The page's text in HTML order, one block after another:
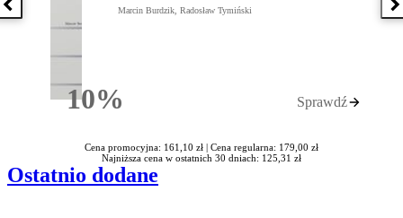
Poprzednia książka
10%Rabatu
Marcin Burdzik, Radosław Tymiński
Sprawdź
Cena promocyjna: 161,10 zł | Cena regularna: 179,00 zł
Najniższa cena w ostatnich 30 dniach: 125,31 zł
Ostatnio dodane